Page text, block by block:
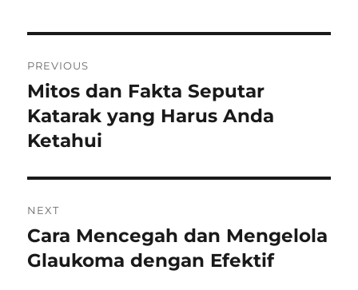
navigation
PREVIOUS
Previous
post:
Mitos dan Fakta Seputar
Katarak yang Harus Anda
Ketahui
NEXT
Next
post:
Cara Mencegah dan Mengelola
Glaukoma dengan Efektif